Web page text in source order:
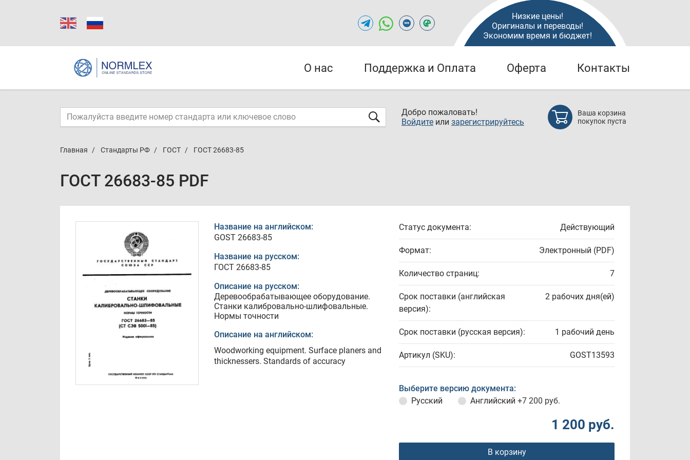
Низкие цены!
Оригиналы и переводы!
Экономим время и бюджет!
О нас Поддержка и Оплата Оферта Контакты
Добро пожаловать!
Войдите или зарегистрируйтесь
Ваша корзина
покупок пуста
Главная Стандарты РФ ГОСТ ГОСТ 26683-85
ГОСТ 26683-85 PDF
Название на английском:
GOST 26683-85
Название на русском:
ГОСТ 26683-85
Описание на русском:
Деревообрабатывающее оборудование.
Станки калибровально-шлифовальные.
Нормы точности
Описание на английском:
Woodworking equipment. Surface planers and
thicknessers. Standards of accuracy
Статус документа: Действующий
Формат: Электронный (PDF)
Количество страниц: 7
Срок поставки (английская
версия):
2 рабочих дня(ей)
Срок поставки (русская версия): 1 рабочий день
Артикул (SKU): GOST13593
Выберите версию документа:
Русский
Английский +7 200 руб.
1 200 руб.
В корзину